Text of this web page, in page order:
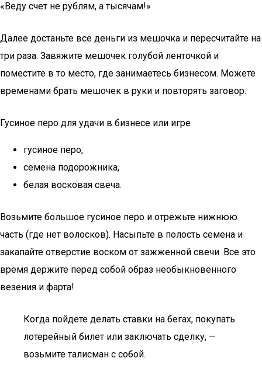
«Веду счет не рублям, а тысячам!»
Далее достаньте все деньги из мешочка и пересчитайте на
три раза. Завяжите мешочек голубой ленточкой и
поместите в то место, где занимаетесь бизнесом. Можете
временами брать мешочек в руки и повторять заговор.
Гусиное перо для удачи в бизнесе или игре
гусиное перо,
семена подорожника,
белая восковая свеча.
Возьмите большое гусиное перо и отрежьте нижнюю
часть (где нет волосков). Насыпьте в полость семена и
закапайте отверстие воском от зажженной свечи. Все это
время держите перед собой образ необыкновенного
везения и фарта!
Когда пойдете делать ставки на бегах, покупать
лотерейный билет или заключать сделку, —
возьмите талисман с собой.